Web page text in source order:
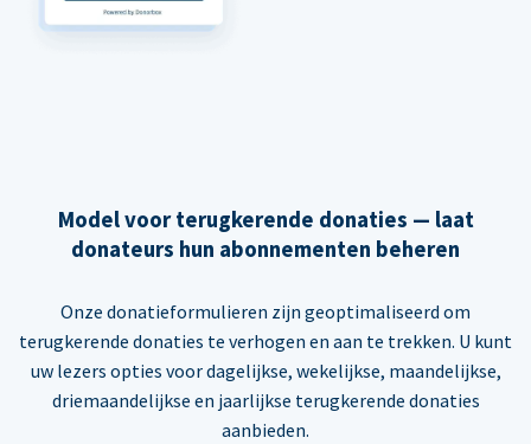
Model voor terugkerende donaties — laat
donateurs hun abonnementen beheren
Onze donatieformulieren zijn geoptimaliseerd om
terugkerende donaties te verhogen en aan te trekken. U kunt
uw lezers opties voor dagelijkse, wekelijkse, maandelijkse,
driemaandelijkse en jaarlijkse terugkerende donaties
aanbieden.